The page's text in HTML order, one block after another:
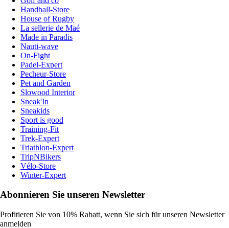
Handball-Store
House of Rugby
La sellerie de Maé
Made in Paradis
Nauti-wave
On-Fight
Padel-Expert
Pecheur-Store
Pet and Garden
Slowood Interior
Sneak'In
Sneakids
Sport is good
Training-Fit
Trek-Expert
Triathlon-Expert
TripNBikers
Vélo-Store
Winter-Expert
Abonnieren Sie unseren Newsletter
Profitieren Sie von 10% Rabatt, wenn Sie sich für unseren Newsletter
anmelden